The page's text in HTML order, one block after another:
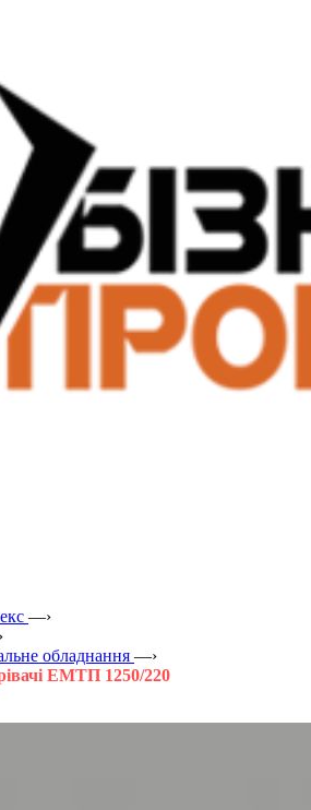
—›
обладнання —›
ЕМТП 1250/220